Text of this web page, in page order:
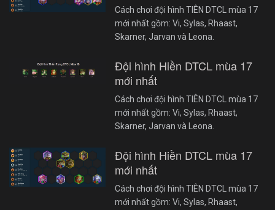
Cách chơi đội hình TIÊN DTCL mùa 17
mới nhất gồm: Vi, Sylas, Rhaast,
Skarner, Jarvan và Leona.
Đội hình Hiền DTCL mùa 17
mới nhất
Cách chơi đội hình TIÊN DTCL mùa 17
mới nhất gồm: Vi, Sylas, Rhaast,
Skarner, Jarvan và Leona.
Đội hình Hiền DTCL mùa 17
mới nhất
Cách chơi đội hình TIÊN DTCL mùa 17
mới nhất gồm: Vi, Sylas, Rhaast,